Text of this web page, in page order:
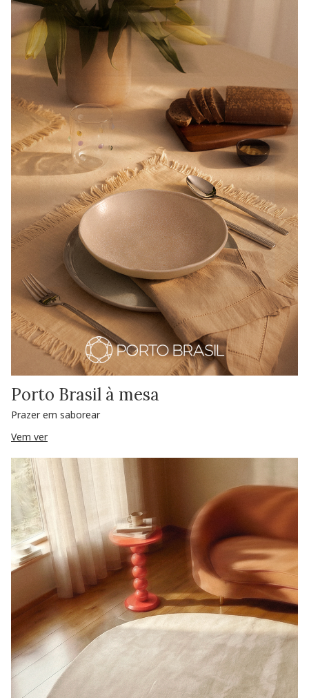
Porto Brasil à mesa
Prazer em saborear
Vem ver